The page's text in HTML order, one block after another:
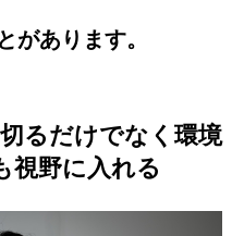
があります。
るだけでなく環境
視野に入れる